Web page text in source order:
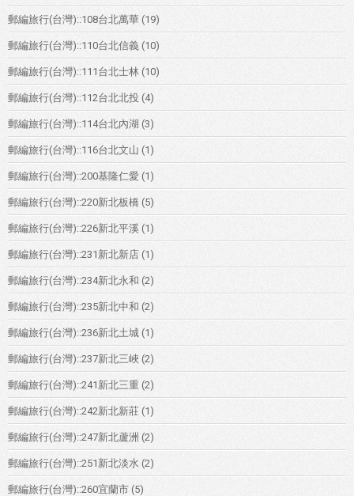
郵編旅行(台灣)::108台北萬華 (19)
郵編旅行(台灣)::110台北信義 (10)
郵編旅行(台灣)::111台北士林 (10)
郵編旅行(台灣)::112台北北投 (4)
郵編旅行(台灣)::114台北內湖 (3)
郵編旅行(台灣)::116台北文山 (1)
郵編旅行(台灣)::200基隆仁愛 (1)
郵編旅行(台灣)::220新北板橋 (5)
郵編旅行(台灣)::226新北平溪 (1)
郵編旅行(台灣)::231新北新店 (1)
郵編旅行(台灣)::234新北永和 (2)
郵編旅行(台灣)::235新北中和 (2)
郵編旅行(台灣)::236新北土城 (1)
郵編旅行(台灣)::237新北三峽 (2)
郵編旅行(台灣)::241新北三重 (2)
郵編旅行(台灣)::242新北新莊 (1)
郵編旅行(台灣)::247新北蘆洲 (2)
郵編旅行(台灣)::251新北淡水 (2)
郵編旅行(台灣)::260宜蘭市 (5)